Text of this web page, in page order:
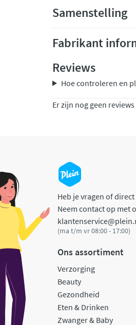
Samenstelling
Fabrikant
Reviews
Hoe controleren en
Er zijn nog geen
Heb je vragen of
Neem contact op met
(ma t/m vr 08:00 - 17:00)
Ons assortiment
Verzorging
Beauty
Gezondheid
Eten & Drinken
Zwanger & Baby